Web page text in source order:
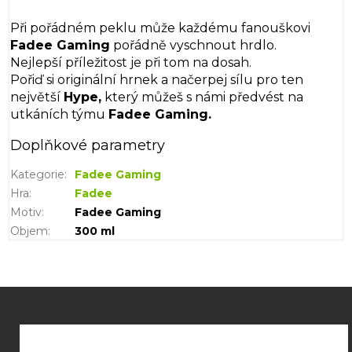
Při pořádném peklu může každému fanouškovi
Fadee Gaming pořádně vyschnout hrdlo.
Nejlepší příležitost je při tom na dosah.
Pořiď si originální hrnek a načerpej sílu pro ten
největší Hype, který můžeš s námi předvést na
utkáních týmu Fadee Gaming.
Doplňkové parametry
Kategorie:
Fadee Gaming
Hra:
Fadee
Motiv:
Fadee Gaming
Objem: 300 ml